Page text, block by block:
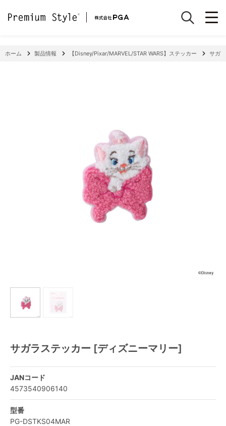
ホーム 製品情報 【Disney/Pixar/MARVEL/STAR WARS】ステッカー サガ
サガラステッカー [ディズニーマリー]
JANコード
4573540906140
型番
PG-DSTKS04MAR